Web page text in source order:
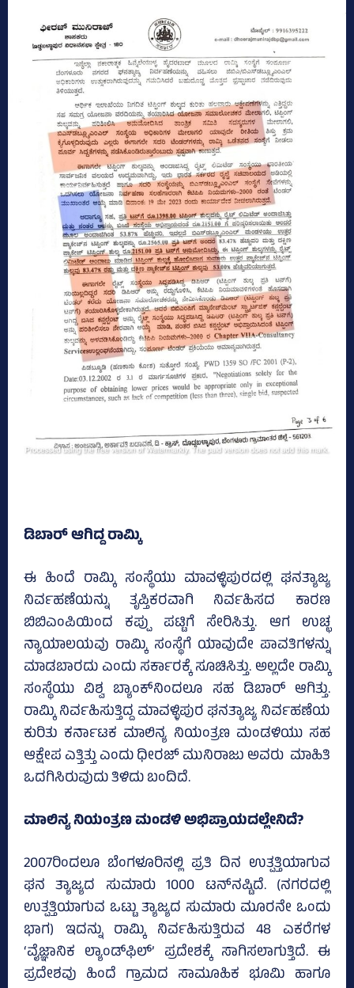
ಡಿಬಾರ್ ಆಗಿದ್ದ ರಾಮ್ಕಿ
ಈ ಹಿಂದೆ ರಾಮ್ಕಿ ಸಂಸ್ಥೆಯು ಮಾವಳ್ಳಿಪುರದಲ್ಲಿ ಘನತ್ಯಾಜ್ಯ
ನಿರ್ವಹಣೆಯನ್ನು ತೃಪ್ತಿಕರವಾಗಿ ನಿರ್ವಹಿಸದ ಕಾರಣ
ಬಿಬಿಎಂಪಿಯಿಂದ ಕಪ್ಪು ಪಟ್ಟಿಗೆ ಸೇರಿಸಿತ್ತು. ಆಗ ಉಚ್ಛ
ನ್ಯಾಯಾಲಯವು ರಾಮ್ಕಿ ಸಂಸ್ಥೆಗೆ ಯಾವುದೇ ಪಾವತಿಗಳನ್ನು
ಮಾಡಬಾರದು ಎಂದು ಸರ್ಕಾರಕ್ಕೆ ಸೂಚಿಸಿತ್ತು. ಅಲ್ಲದೇ ರಾಮ್ಕಿ
ಸಂಸ್ಥೆಯು ವಿಶ್ವ ಬ್ಯಾಂಕ್‌ನಿಂದಲೂ ಸಹ ಡಿಬಾರ್ ಆಗಿತ್ತು.
ರಾಮ್ಕಿ ನಿರ್ವಹಿಸುತ್ತಿದ್ದ ಮಾವಳ್ಳಿಪುರ ಘನತ್ಯಾಜ್ಯ ನಿರ್ವಹಣೆಯ
ಕುರಿತು ಕರ್ನಾಟಕ ಮಾಲಿನ್ಯ ನಿಯಂತ್ರಣ ಮಂಡಳಿಯು ಸಹ
ಆಕ್ಷೇಪ ಎತ್ತಿತ್ತು ಎಂದು ಧೀರಜ್ ಮುನಿರಾಜು ಅವರು ಮಾಹಿತಿ
ಒದಗಿಸಿರುವುದು ತಿಳಿದು ಬಂದಿದೆ.
ಮಾಲಿನ್ಯ ನಿಯಂತ್ರಣ ಮಂಡಳಿ ಅಭಿಪ್ರಾಯದಲ್ಲೇನಿದೆ?
2007ರಿಂದಲೂ ಬೆಂಗಳೂರಿನಲ್ಲಿ ಪ್ರತಿ ದಿನ ಉತ್ಪತ್ತಿಯಾಗುವ
ಘನ ತ್ಯಾಜ್ಯದ ಸುಮಾರು 1000 ಟನ್‌ನಷ್ಟಿದೆ. (ನಗರದಲ್ಲಿ
ಉತ್ಪತ್ತಿಯಾಗುವ ಒಟ್ಟು ತ್ಯಾಜ್ಯದ ಸುಮಾರು ಮೂರನೇ ಒಂದು
ಭಾಗ) ಇದನ್ನು ರಾಮ್ಕಿ ನಿರ್ವಹಿಸುತ್ತಿರುವ 48 ಎಕರೆಗಳ
‘ವೈಜ್ಞಾನಿಕ ಲ್ಯಾಂಡ್‌ಫಿಲ್’ ಪ್ರದೇಶಕ್ಕೆ ಸಾಗಿಸಲಾಗುತ್ತಿದೆ. ಈ
ಪ್ರದೇಶವು ಹಿಂದೆ ಗ್ರಾಮದ ಸಾಮೂಹಿಕ ಭೂಮಿ ಹಾಗೂ